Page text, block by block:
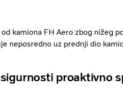
kamiona FH Aero zbog nižeg
neposredno uz prednji dio
proaktivno